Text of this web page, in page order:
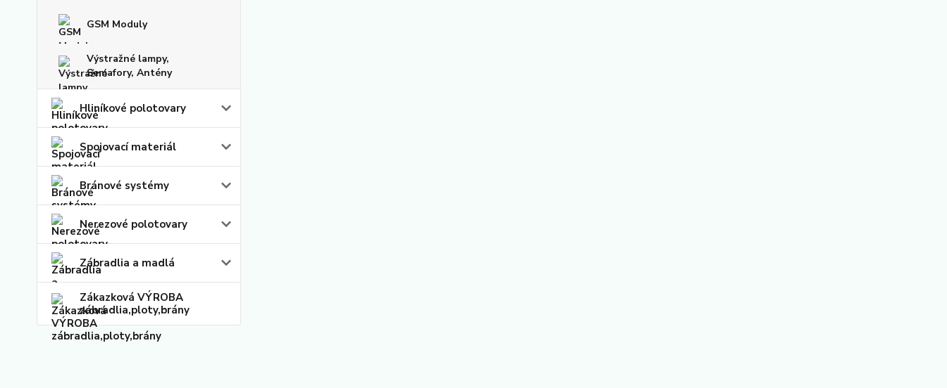
GSM Moduly
Výstražné lampy,
Semafory, Antény
Hliníkové polotovary
Spojovací materiál
Bránové systémy
Nerezové polotovary
Zábradlia a madlá
Zákazková VÝROBA
zábradlia,ploty,brány